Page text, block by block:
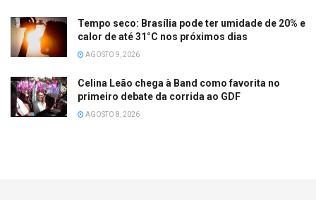
Tempo seco: Brasília pode ter umidade de 20% e
calor de até 31°C nos próximos dias
AGOSTO 9, 2026
Celina Leão chega à Band como favorita no
primeiro debate da corrida ao GDF
AGOSTO 8, 2026